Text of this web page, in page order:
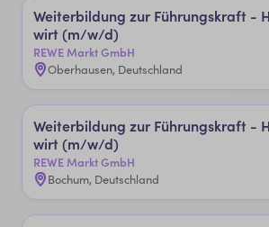
Wei­ter­bil­dun­g zu­r ­Füh­rungs­kraf­t -
wir­t (m/w/d)
REWE Markt GmbH
Oberhausen, Deutschland
Wei­ter­bil­dun­g zu­r ­Füh­rungs­kraf­t -
wir­t (m/w/d)
REWE Markt GmbH
Bochum, Deutschland